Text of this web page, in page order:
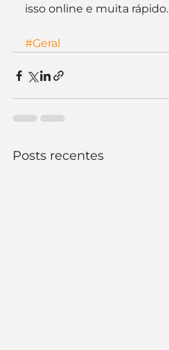
isso online e muita rápido.
#Geral
Posts recentes